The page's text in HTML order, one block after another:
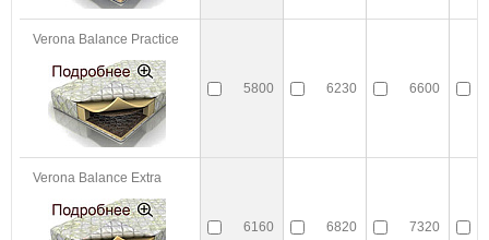
Verona Balance Practice
5800 6230 6600
Verona Balance Extra
6160 6820 7320